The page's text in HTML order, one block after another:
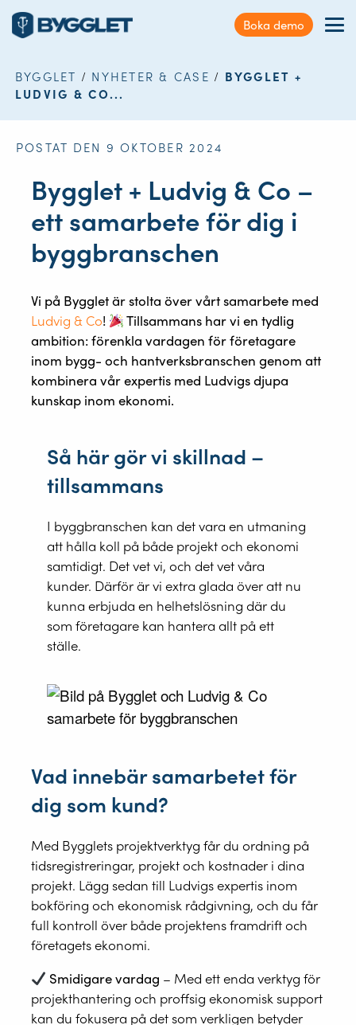
Nyheter & Case
Kontakt
Boka demo
Sök
webbplatsen
BYGGLET / NYHETER & CASE / BYGGLET +
LUDVIG & CO...
POSTAT DEN 9 OKTOBER 2024
Bygglet + Ludvig & Co –
ett samarbete för dig i
byggbranschen
Vi på Bygglet är stolta över vårt samarbete med
Ludvig & Co!
Tillsammans har vi en tydlig
ambition: förenkla vardagen för företagare
inom bygg- och hantverksbranschen genom att
kombinera vår expertis med Ludvigs djupa
kunskap inom ekonomi.
Så här gör vi skillnad –
tillsammans
I byggbranschen kan det vara en utmaning
att hålla koll på både projekt och ekonomi
samtidigt. Det vet vi, och det vet våra
kunder. Därför är vi extra glada över att nu
kunna erbjuda en helhetslösning där du
som företagare kan hantera allt på ett
ställe.
Vad innebär samarbetet för
dig som kund?
Med Bygglets projektverktyg får du ordning på
tidsregistreringar, projekt och kostnader i dina
projekt. Lägg sedan till Ludvigs expertis inom
bokföring och ekonomisk rådgivning, och du får
full kontroll över både projektens framdrift och
företagets ekonomi.
Smidigare vardag – Med ett enda verktyg för
projekthantering och proffsig ekonomisk support
kan du fokusera på det som verkligen betyder